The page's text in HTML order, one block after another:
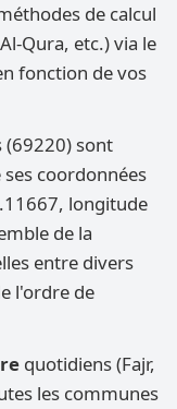
de calcul
Qura, etc.) via le
fonction de vos
(69220) sont
coordonnées
longitude
de la
entre divers
l'ordre de
quotidiens (Fajr,
les communes